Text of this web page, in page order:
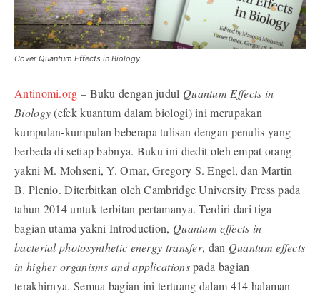
Cover Quantum Effects in Biology
Antinomi.org – Buku dengan judul Quantum Effects in
Biology(efek kuantum dalam biologi) ini merupakan
kumpulan-kumpulan beberapa tulisan dengan penulis yang
berbeda di setiap babnya. Buku ini diedit oleh empat orang
yakni M. Mohseni, Y. Omar, Gregory S. Engel, dan Martin
B. Plenio. Diterbitkan oleh Cambridge University Press pada
tahun 2014 untuk terbitan pertamanya. Terdiri dari tiga
bagian utama yakni Introduction, Quantum effects in
bacterial photosynthetic energy transfer, dan Quantum effects
in higher organisms and applicationspada bagian
terakhirnya. Semua bagian ini tertuang dalam 414 halaman